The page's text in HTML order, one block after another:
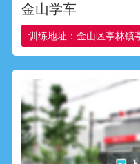
金山学车
训练地址：金山区亭林镇